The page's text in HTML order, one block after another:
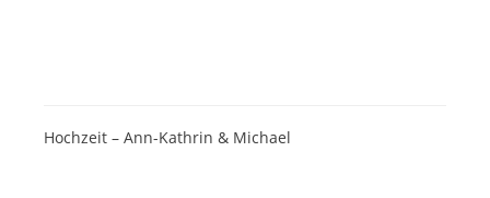
Hochzeit – Ann-Kathrin & Michael